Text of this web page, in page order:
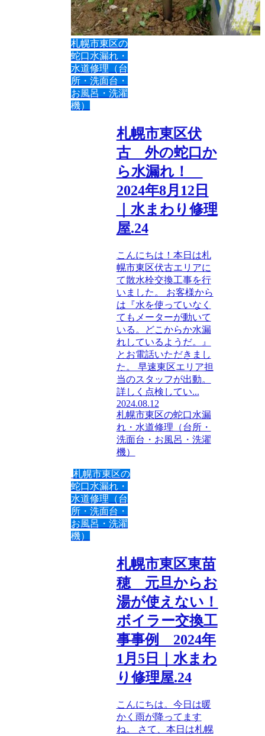
札幌市東区の
蛇口水漏れ・
水道修理（台
所・洗面台・
お風呂・洗濯
機）
札幌市東区伏
古 外の蛇口か
ら水漏れ！
2024年8月12日
｜水まわり修理
屋.24
こんにちは！本日は札
幌市東区伏古エリアに
て散水栓交換工事を行
いました。 お客様から
は『水を使っていなく
てもメーターが動いて
いる。どこからか水漏
れしているようだ。』
とお電話いただきまし
た。 早速東区エリア担
当のスタッフが出動。
詳しく点検してい...
2024.08.12
札幌市東区の蛇口水漏
れ・水道修理（台所・
洗面台・お風呂・洗濯
機）
札幌市東区の
蛇口水漏れ・
水道修理（台
所・洗面台・
お風呂・洗濯
機）
札幌市東区東苗
穂 元旦からお
湯が使えない！
ボイラー交換工
事事例 2024年
1月5日｜水まわ
り修理屋.24
こんにちは。今日は暖
かく雨が降ってます
ね。 さて、本日は札幌